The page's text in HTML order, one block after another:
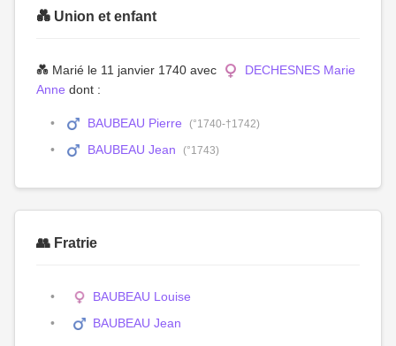
💑 Union et enfant
💑 Marié le 11 janvier 1740 avec
DECHESNES Marie
Anne dont :
BAUBEAU Pierre (°1740-†1742)
BAUBEAU Jean (°1743)
👥 Fratrie
BAUBEAU Louise
BAUBEAU Jean